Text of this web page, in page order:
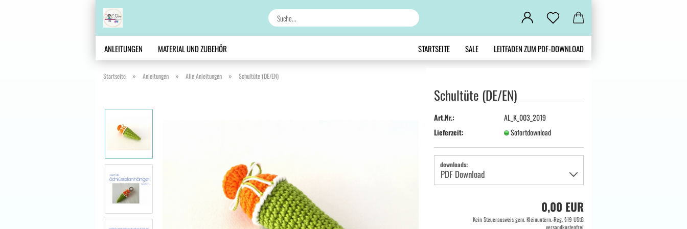
Suche...
ANLEITUNGEN MATERIAL UND ZUBEHÖR STARTSEITE SALE LEITFADEN ZUM PDF-DOWNLOAD
Startseite » Anleitungen » Alle Anleitungen » Schultüte (DE/EN)
Schultüte (DE/EN)
Art.Nr.:
AL_K_003_2019
Lieferzeit:
Sofortdownload
downloads:
0,00 EUR
Kein Steuerausweis gem. Kleinuntern.-Reg. §19 UStG
versandkostenfrei